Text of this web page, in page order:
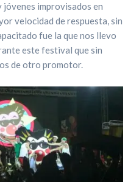
improvisados en
velocidad de respuesta, sin
fue la que nos llevo
este festival que sin
de otro promotor.